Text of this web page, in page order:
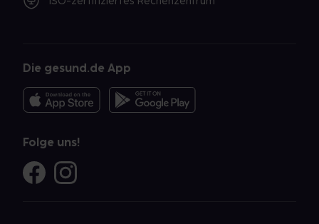
Die gesund.de App
Folge uns!